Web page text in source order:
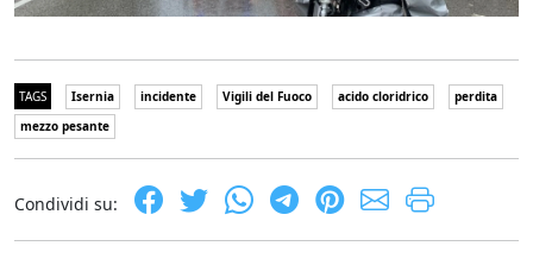
TAGS Isernia incidente Vigili del Fuoco acido cloridrico
perdita
mezzo pesante
Condividi su: